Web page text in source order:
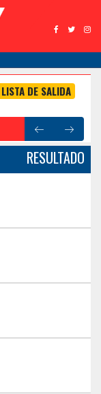
LISTA DE SALIDA
RESULTADO